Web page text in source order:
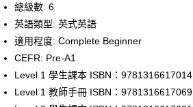
運送方式
全家取貨付款
每筆NT$60
付款後全家取貨
總級數: 6
英語類型: 英式英語
適用程度: Complete Beginner
CEFR: Pre-A1
Level 1 學生課本 ISBN：9781316617014
Level 1 教師手冊 ISBN：9781316617069